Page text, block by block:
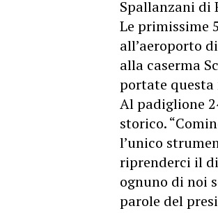
Spallanzani di
Le primissime
all’aeroporto
alla caserma
portate questa
Al padiglione
storico.
l’unico
riprenderci il
ognuno di noi
parole del